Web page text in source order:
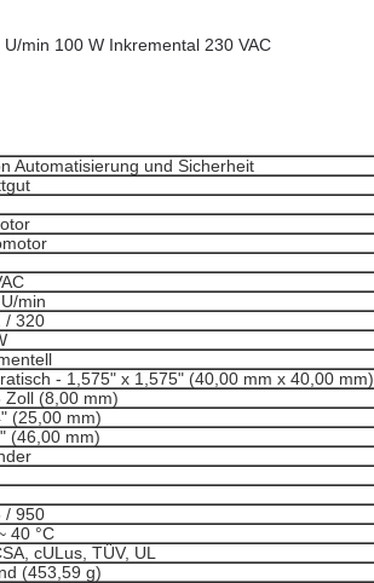
min 100 W Inkremental 230 VAC
Automatisierung und Sicherheit
min
/ 320
- 1,575" x 1,575" (40,00 mm x 40,00 mm)
Zoll (8,00 mm)
(25,00 mm)
(46,00 mm)
/ 950
40 °C
cULus, TÜV, UL
(453,59 g)